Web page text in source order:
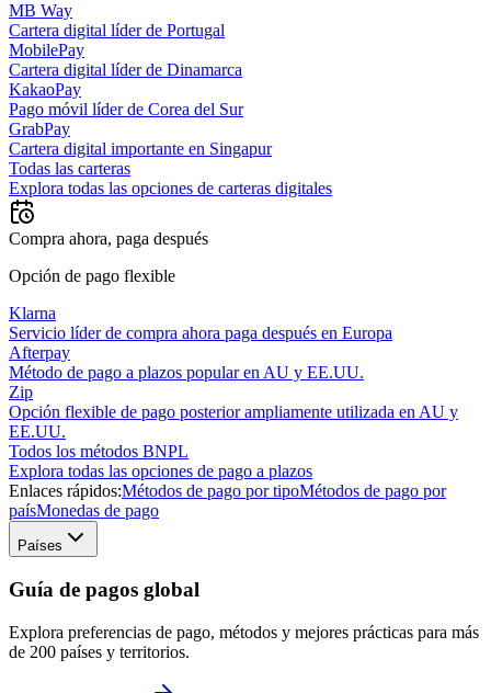
MB Way
Cartera digital líder de Portugal
MobilePay
Cartera digital líder de Dinamarca
KakaoPay
Pago móvil líder de Corea del Sur
GrabPay
Cartera digital importante en Singapur
Todas las carteras
Explora todas las opciones de carteras digitales
Compra ahora, paga después
Opción de pago flexible
Klarna
Servicio líder de compra ahora paga después en Europa
Afterpay
Método de pago a plazos popular en AU y EE.UU.
Zip
Opción flexible de pago posterior ampliamente utilizada en AU y
EE.UU.
Todos los métodos BNPL
Explora todas las opciones de pago a plazos
Enlaces rápidos:Métodos de pago por tipoMétodos de pago por
paísMonedas de pago
Países
Guía de pagos global
Explora preferencias de pago, métodos y mejores prácticas para más
de 200 países y territorios.